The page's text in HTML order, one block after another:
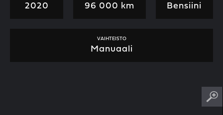
2020 96 000 km Bensiini
VAIHTEISTO
Manuaali